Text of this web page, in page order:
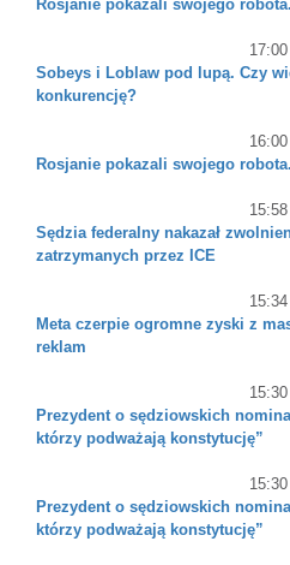
Rosjanie pokazali swojego
17:00
Sobeys i Loblaw pod lupą. Czy
konkurencję?
16:00
Rosjanie pokazali swojego
15:58
Sędzia federalny nakazał
zatrzymanych przez ICE
15:34
Meta czerpie ogromne zyski z
reklam
15:30
Prezydent o sędziowskich
którzy podważają konstytucję”
15:30
Prezydent o sędziowskich
którzy podważają konstytucję”